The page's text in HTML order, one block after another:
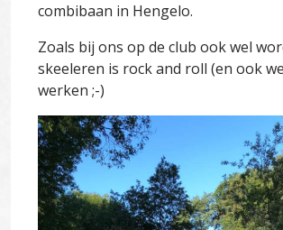
combibaan in Hengelo.
Zoals bij ons op de club ook wel
skeeleren is rock and roll (en ook
werken ;-)